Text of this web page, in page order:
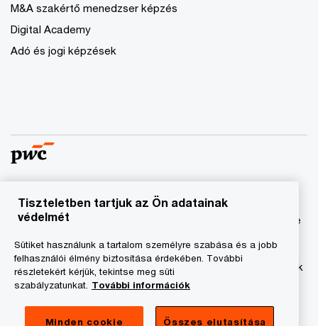
M&A szakértő menedzser képzés
Digital Academy
Adó és jogi képzések
© 2023 - 2026 PwC. Minden jog fenntartva. A „PwC”
kifejezés a PricewaterhouseCoopers Könyvvizsgáló Kft.-re
amelyek az önálló és független jogi személyekből álló
PricewaterhouseCoopers International Limited hálózatának
tagja.
Adatkezelési tájékoztató
Tiszteletben tartjuk az Ön adatainak
védelmét
Sütiket használunk a tartalom személyre szabása és a jobb
felhasználói élmény biztosítása érdekében. További
részletekért kérjük, tekintse meg süti
szabályzatunkat. További információk
Minden cookie Összes elutasítása